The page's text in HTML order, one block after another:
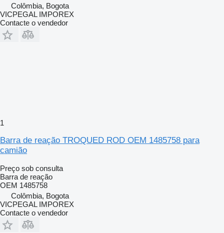
Colômbia, Bogota
VICPEGAL IMPOREX
Contacte o vendedor
1
Barra de reação TROQUED ROD OEM 1485758 para
camião
Preço sob consulta
Barra de reação
OEM 1485758
Colômbia, Bogota
VICPEGAL IMPOREX
Contacte o vendedor